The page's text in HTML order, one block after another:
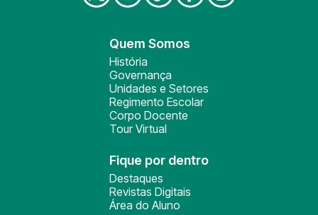
Quem Somos
História
Governança
Unidades e Setores
Regimento Escolar
Corpo Docente
Tour Virtual
Fique por dentro
Destaques
Revistas Digitais
Área do Aluno